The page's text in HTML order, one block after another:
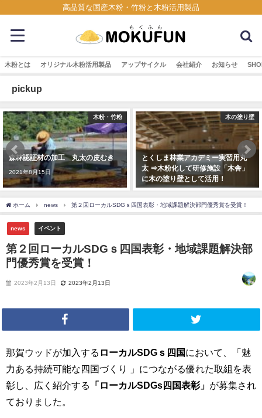
高品質な国産木粉・竹粉と木粉活用製品
木粉とは オリジナル木粉活用製品 アップサイクル 会社紹介 お知らせ
pickup
木粉・竹粉
森林認証材の加工 丸太の皮むき
2021年8月15日
木の塗り壁
とくしま林業アカデミー実習用丸
太 ⇒木粉化して研修施設「木舎」
に木の塗り壁として活用！
ホーム news 第２回ローカルSDGｓ四国表彰・地域課題解決部門優秀賞を受賞！
news イベント
第２回ローカルSDGｓ四国表彰・地域課題解決部
門優秀賞を受賞！
2023年2月13日 2023年2月13日
那賀ウッドが加入する ローカルSDGｓ四国において、
「魅
力ある持続可能な四国づくり 」につながる優れた取組を表
彰し、広く紹介する
「ローカルSDGs四国表彰」 が募集され
ておりました。